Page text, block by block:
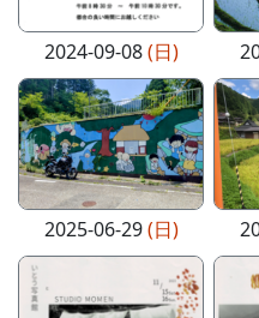
2024-09-08(日)
2025-06-29(日)